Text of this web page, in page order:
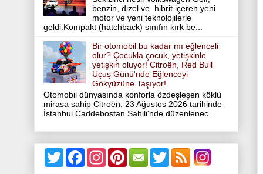
benzin, dizel ve hibrit içeren yeni
motor ve yeni teknolojilerle
geldi.Kompakt (hatchback) sınıfın kırk be...
Bir otomobil bu kadar mı eğlenceli
olur? Çocukla çocuk, yetişkinle
yetişkin oluyor! Citroën, Red Bull
Uçuş Günü'nde Eğlenceyi
Gökyüzüne Taşıyor!
Otomobil dünyasında konforla özdeşleşen köklü
mirasa sahip Citroën, 23 Ağustos 2026 tarihinde
İstanbul Caddebostan Sahili'nde düzenlenec...
T
w
F
P
T